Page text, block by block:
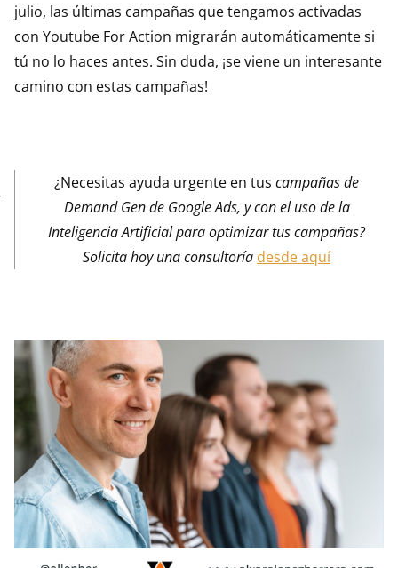
julio, las últimas campañas que tengamos activadas
con Youtube For Action migrarán automáticamente si
tú no lo haces antes. Sin duda, ¡se viene un interesante
camino con estas campañas!
¿Necesitas ayuda urgente en tus campañas de
Demand Gen de Google Ads, y con el uso de la
Inteligencia Artificial para optimizar tus campañas?
Solicita hoy una consultoría desde aquí